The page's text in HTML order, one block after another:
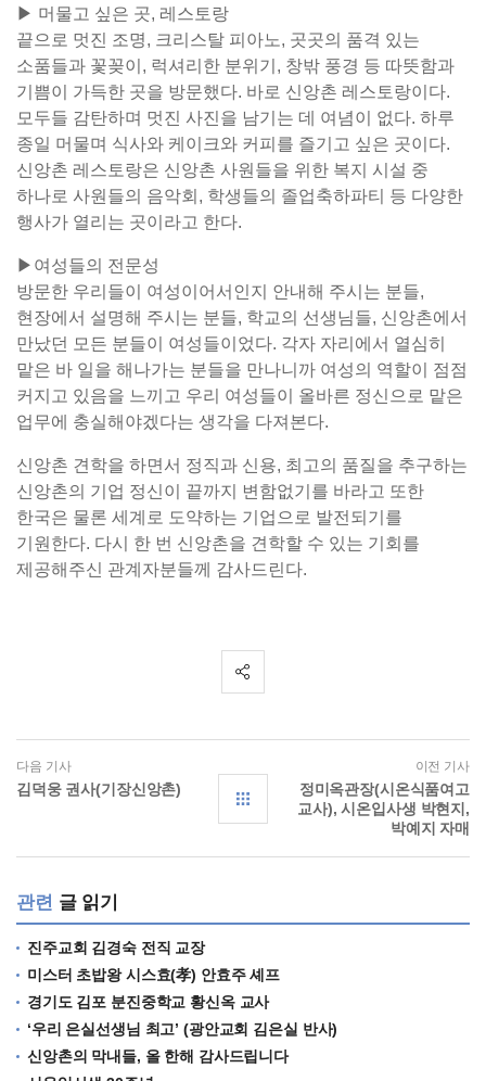
▶ 머물고 싶은 곳, 레스토랑
끝으로 멋진 조명, 크리스탈 피아노, 곳곳의 품격 있는
소품들과 꽃꽂이, 럭셔리한 분위기, 창밖 풍경 등 따뜻함과
기쁨이 가득한 곳을 방문했다. 바로 신앙촌 레스토랑이다.
모두들 감탄하며 멋진 사진을 남기는 데 여념이 없다. 하루
종일 머물며 식사와 케이크와 커피를 즐기고 싶은 곳이다.
신앙촌 레스토랑은 신앙촌 사원들을 위한 복지 시설 중
하나로 사원들의 음악회, 학생들의 졸업축하파티 등 다양한
행사가 열리는 곳이라고 한다.
▶여성들의 전문성
방문한 우리들이 여성이어서인지 안내해 주시는 분들,
현장에서 설명해 주시는 분들, 학교의 선생님들, 신앙촌에서
만났던 모든 분들이 여성들이었다. 각자 자리에서 열심히
맡은 바 일을 해나가는 분들을 만나니까 여성의 역할이 점점
커지고 있음을 느끼고 우리 여성들이 올바른 정신으로 맡은
업무에 충실해야겠다는 생각을 다져본다.
신앙촌 견학을 하면서 정직과 신용, 최고의 품질을 추구하는
신앙촌의 기업 정신이 끝까지 변함없기를 바라고 또한
한국은 물론 세계로 도약하는 기업으로 발전되기를
기원한다. 다시 한 번 신앙촌을 견학할 수 있는 기회를
제공해주신 관계자분들께 감사드린다.
다음 기사
김덕웅 권사(기장신앙촌)
이전 기사
정미옥관장(시온식품여고
교사), 시온입사생 박현지,
박예지 자매
관련 글 읽기
진주교회 김경숙 전직 교장
미스터 초밥왕 시스효(孝) 안효주 셰프
경기도 김포 분진중학교 황신옥 교사
‘우리 은실선생님 최고’ (광안교회 김은실 반사)
신앙촌의 막내들, 올 한해 감사드립니다